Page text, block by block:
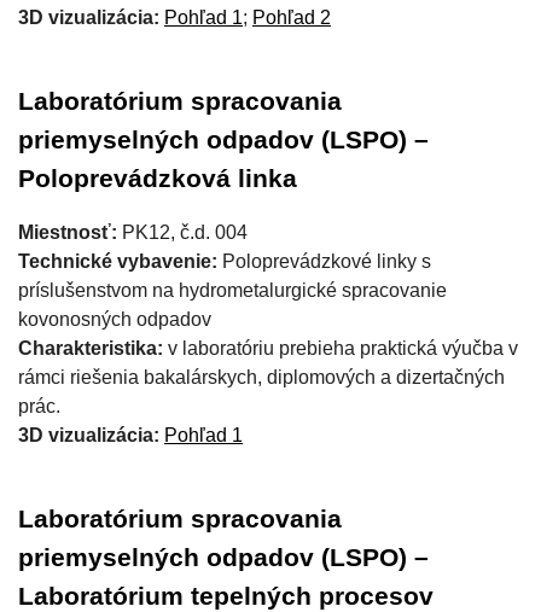
3D vizualizácia: Pohľad 1; Pohľad 2
Laboratórium spracovania
priemyselných odpadov (LSPO) –
Poloprevádzková linka
Miestnosť: PK12, č.d. 004
Technické vybavenie: Poloprevádzkové linky s
príslušenstvom na hydrometalurgické spracovanie
kovonosných odpadov
Charakteristika: v laboratóriu prebieha praktická výučba v
rámci riešenia bakalárskych, diplomových a dizertačných
prác.
3D vizualizácia: Pohľad 1
Laboratórium spracovania
priemyselných odpadov (LSPO) –
Laboratórium tepelných procesov